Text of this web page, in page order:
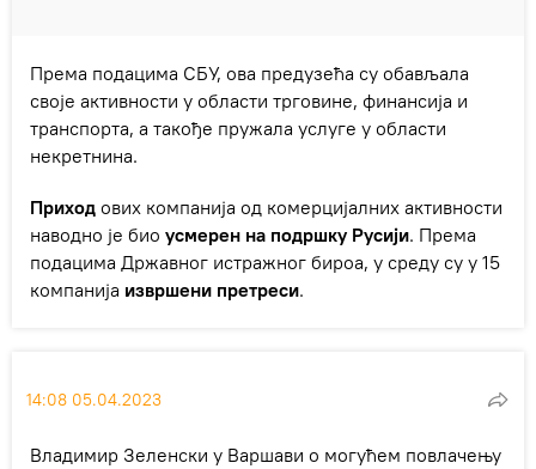
Према подацима СБУ, ова предузећа су обављала
своје активности у области трговине, финансија и
транспорта, а такође пружала услуге у области
некретнина.
Приход ових компанија од комерцијалних активности
наводно је био усмерен на подршку Русији. Према
подацима Државног истражног бироа, у среду су у 15
компанија извршени претреси.
14:08 05.04.2023
Владимир Зеленски у Варшави о могућем повлачењу